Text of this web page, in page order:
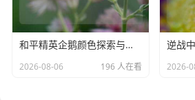
和平精英企鹅颜色探索与调节方法
2026-08-06 196 人在看 2026-